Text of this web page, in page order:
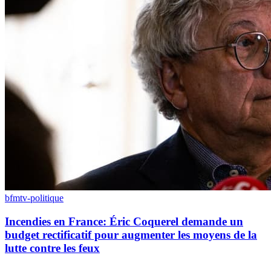
bfmtv-politique
Incendies en France: Éric Coquerel demande un
budget rectificatif pour augmenter les moyens de la
lutte contre les feux